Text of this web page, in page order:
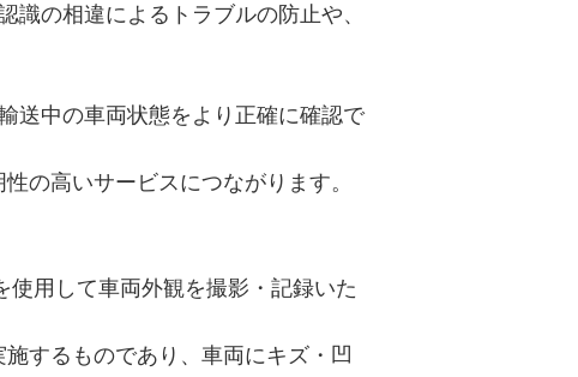
の相違によるトラブルの防止や、
中の車両状態をより正確に確認で
高いサービスにつながります。
用して車両外観を撮影・記録いた
するものであり、車両にキズ・凹